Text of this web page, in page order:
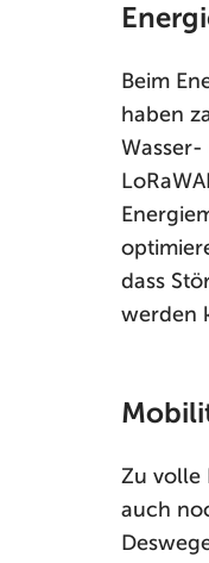
Beim
haben
dass
werden
Zu volle
auch